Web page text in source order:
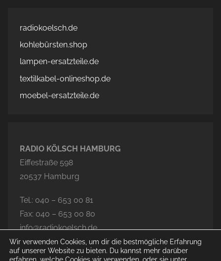
radiokoelsch.de
kohlebürsten.shop
lampen-ersatzteile.de
textilkabel-onlineshop.de
moebel-ersatzteile.de
RADIO KÖLSCH HAMBURG
Eiffestraße 598
20537 Hamburg
Tel.: 040 – 653 00 81
Fax: 040 – 653 00 80
info@radiokoelsch.de
Wir verwenden Cookies, um dir die bestmögliche Erfahrung
auf unserer Website zu bieten. Du kannst mehr darüber